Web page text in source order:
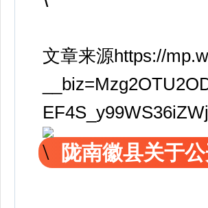
文章来源https://
陇南徽县关于